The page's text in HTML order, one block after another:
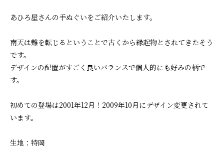
あひろ屋さんの手ぬぐいをご紹介いたします。
南天は難を転じるということで古くから縁起物とされてきたそう
です。
デザインの配置がすごく良いバランスで個人的にも好みの柄で
す。
初めての登場は2001年12月！2009年10月にデザイン変更されて
います。
生地：特岡